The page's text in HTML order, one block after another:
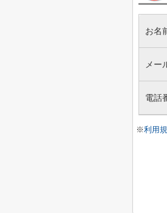
お名
メー
電話
※利用